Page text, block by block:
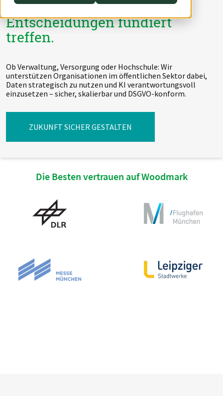
Prozesse modernisieren.
Entscheidungen fundiert
treffen.
Ob Verwaltung, Versorgung oder Hochschule: Wir
unterstützen Organisationen im öffentlichen Sektor dabei,
Daten strategisch zu nutzen und KI verantwortungsvoll
einzusetzen – sicher, skalierbar und DSGVO-konform.
ZUKUNFT SICHER GESTALTEN
Die Besten vertrauen auf Woodmark
Data Governance & Datensicherheit
Digitale Souveränität
Switch to English
Switch to English